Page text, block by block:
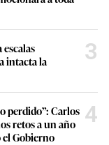
intacta la
3
perdido”: Carlos
retos a un año
el Gobierno
4